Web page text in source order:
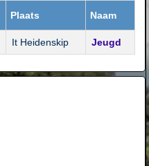
Plaats Naam
It Heidenskip Jeugd